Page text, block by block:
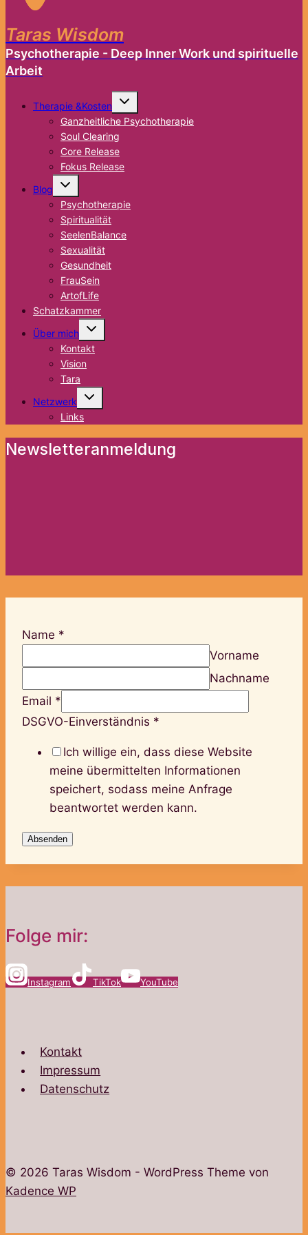
Taras Wisdom
Psychotherapie - Deep Inner Work und spirituelle
Arbeit
Therapie &Kosten
Untermenü
Ganzheitliche Psychotherapie
Soul Clearing
Core Release
Fokus Release
Blog
Untermenü
Psychotherapie
Spiritualität
SeelenBalance
Sexualität
Gesundheit
FrauSein
ArtofLife
Schatzkammer
Über mich
Untermenü
Kontakt
Vision
Tara
Netzwerk
Untermenü
Links
Newsletteranmeldung
Name *
Vorname
Nachname
Email *
DSGVO-Einverständnis *
Ich willige ein, dass diese Website
meine übermittelten Informationen
speichert, sodass meine Anfrage
beantwortet werden kann.
Absenden
Folge mir:
Instagram TikTok YouTube
Kontakt
Impressum
Datenschutz
© 2026 Taras Wisdom - WordPress Theme von
Kadence WP